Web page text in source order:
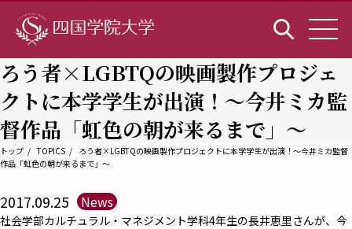
ろう者×LGBTQの映画製作プロジェ
クトに本学学生が出演！〜今井ミカ監
督作品「虹色の朝が来るまで」～
トップ TOPICS
ろう者×LGBTQの映画製作プロジェクトに本学学生が出演！〜今井ミカ監督
作品「虹色の朝が来るまで」～
2017.09.25 News
社会学部カルチュラル・マネジメント学科4年生の長井恵里さんが、今